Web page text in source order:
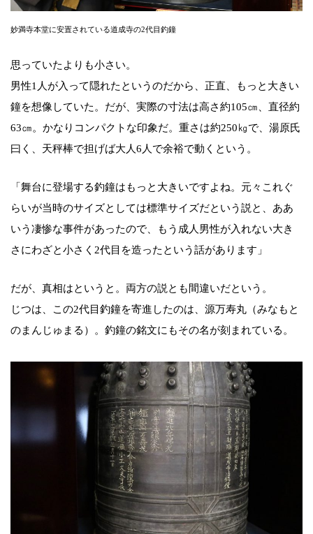
妙満寺本堂に安置されている道成寺の2代目釣鐘
思っていたよりも小さい。
男性1人が入って隠れたというのだから、正直、もっと大きい
鐘を想像していた。だが、実際の寸法は高さ約105㎝、直径約
63㎝。かなりコンパクトな印象だ。重さは約250㎏で、湯原氏
曰く、天秤棒で担げば大人6人で余裕で動くという。
「舞台に登場する釣鐘はもっと大きいですよね。元々これぐ
らいが当時のサイズとしては標準サイズだという説と、ああ
いう凄惨な事件があったので、もう成人男性が入れない大き
さにわざと小さく2代目を造ったという話があります」
だが、真相はというと。両方の説とも間違いだという。
じつは、この2代目釣鐘を寄進したのは、源万寿丸（みなもと
のまんじゅまる）。釣鐘の銘文にもその名が刻まれている。